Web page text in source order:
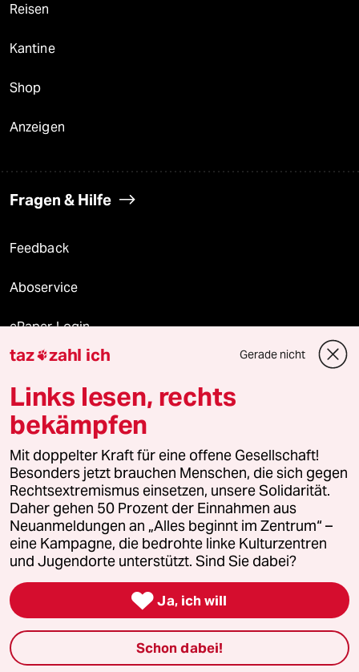
Reisen
Kantine
Shop
Anzeigen
Fragen & Hilfe
Feedback
Aboservice
ePaper Login
Downloads für Abonnierende
© 2026 taz Verlags und Vertriebs GmbH
Alle Rechte vorbehalten. Bei rechtlichen Fragen oder für Genehmigungen
wenden Sie sich bitte an
lizenzen@taz.de
Feedback Redaktionsstatut Kommune-Richtlinien
Leitlinie Informant Datenschutz Impressum AGB
Seitenwende Einwilligungen widerrufen (Ads)
taz zahl ich Gerade nicht
Links lesen, rechts
bekämpfen
Mit doppelter Kraft für eine offene Gesellschaft!
Besonders jetzt brauchen Menschen, die sich gegen
Rechtsextremismus einsetzen, unsere Solidarität.
Daher gehen 50 Prozent der Einnahmen aus
Neuanmeldungen an „Alles beginnt im Zentrum“ –
eine Kampagne, die bedrohte linke Kulturzentren
und Jugendorte unterstützt. Sind Sie dabei?
 Ja, ich will
Schon dabei!